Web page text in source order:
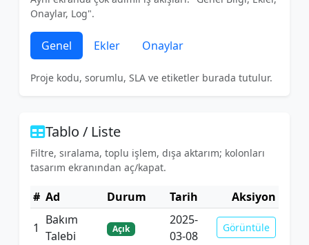
Onaylar, Log".
Genel Ekler Onaylar
Proje kodu, sorumlu, SLA ve etiketler burada tutulur.
Tablo / Liste
Filtre, sıralama, toplu işlem, dışa aktarım; kolonları
tasarım ekranından aç/kapat.
# Ad Durum Tarih Aksiyon
1
Bakım
Talebi
Açık
2025-
03-08
Görüntüle